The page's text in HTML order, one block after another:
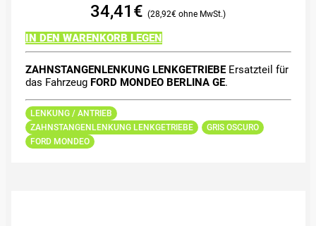
34,41 € 28,92€
IN DEN WARENKORB LEGEN
ZAHNSTANGENLENKUNG LENKGETRIEBEErsatzteil für
das Fahrzeug FORD MONDEO BERLINA GE.
LENKUNG / ANTRIEB
ZAHNSTANGENLENKUNG LENKGETRIEBE
GRIS OSCURO
FORD MONDEO